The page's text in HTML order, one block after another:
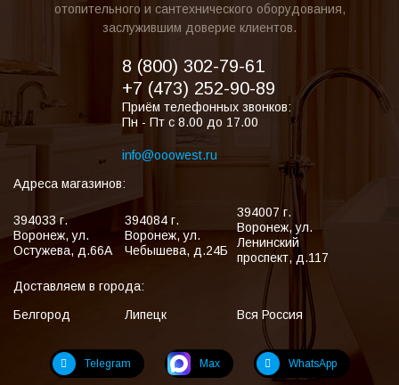
отопительного и сантехнического оборудования,
заслужившим доверие клиентов.
8 (800) 302-79-61
+7 (473) 252-90-89
Приём телефонных звонков:
Пн - Пт с 8.00 до 17.00
info@ooowest.ru
Адреса магазинов:
394033 г.
Воронеж,ул.
Остужева, д.66А
394084 г.
Воронеж,ул.
Чебышева, д.24Б
394007 г.
Воронеж,ул.
Ленинский
проспект, д.117
Доставляем в города:
Белгород
Липецк Вся Россия
Telegram Max WhatsApp